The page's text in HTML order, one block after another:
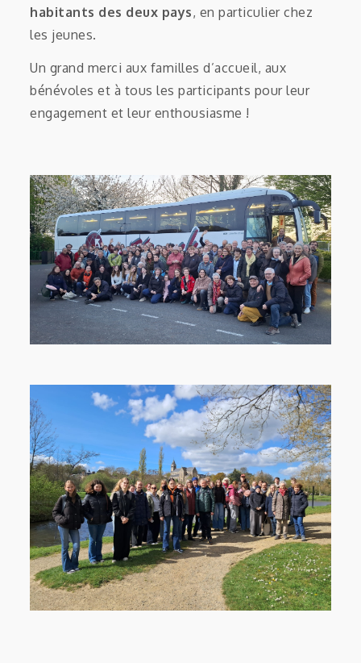
habitants des deux pays, en particulier chez
les jeunes.
Un grand merci aux familles d’accueil, aux
bénévoles et à tous les participants pour leur
engagement et leur enthousiasme !